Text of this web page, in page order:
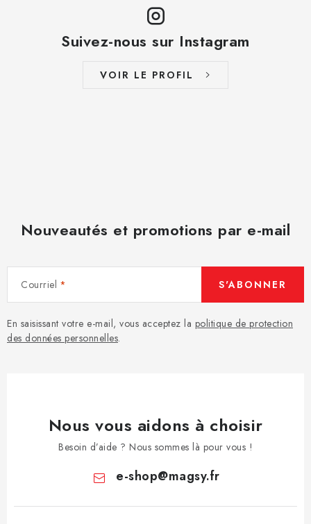
Suivez-nous sur Instagram
VOIR LE PROFIL
Nouveautés et promotions par e-mail
Courriel
En saisissant votre e-mail, vous acceptez la politique de protection
des données personnelles.
S'ABONNER
Nous vous aidons à choisir
Besoin d’aide ? Nous sommes là pour vous !
e-shop@magsy.fr